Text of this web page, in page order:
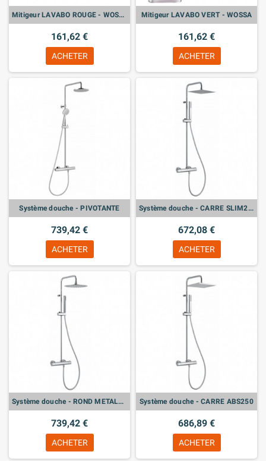
Mitigeur LAVABO ROUGE - WOSSA
161,62 €
ACHETER
Mitigeur LAVABO VERT - WOSSA
161,62 €
ACHETER
Système douche - PIVOTANTE
739,42 €
ACHETER
Système douche - CARRE SLIM250
672,08 €
ACHETER
Système douche - ROND METAL250
739,42 €
ACHETER
Système douche - CARRE ABS250
686,89 €
ACHETER